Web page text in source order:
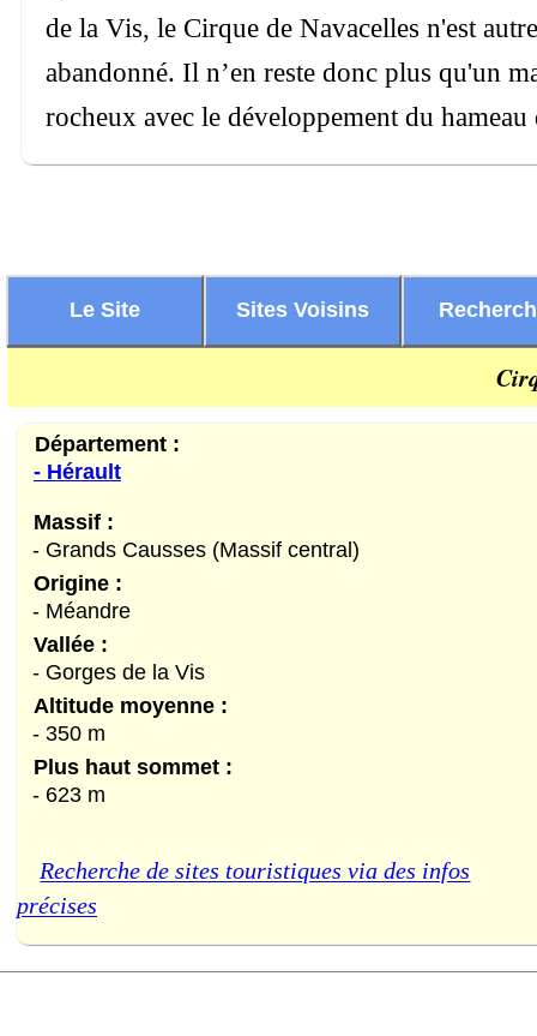
de la Vis, le Cirque de Navacelles n'est
abandonné. Il n’en reste donc plus qu'un
rocheux avec le développement du hameau
Le Site Sites Voisins
Département :
- Hérault
Massif :
- Grands Causses (Massif central)
Origine :
- Méandre
Vallée :
- Gorges de la Vis
Altitude moyenne :
- 350 m
Plus haut sommet :
- 623 m
Recherche de sites touristiques via des infos
précises